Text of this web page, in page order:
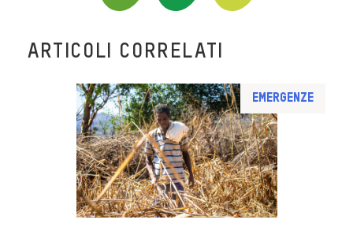
ARTICOLI CORRELATI
Emergenze